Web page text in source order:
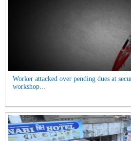
Worker attacked over pending dues at
workshop...